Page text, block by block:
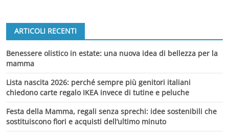
ARTICOLI RECENTI
Benessere olistico in estate: una nuova idea di bellezza per la
mamma
Lista nascita 2026: perché sempre più genitori italiani
chiedono carte regalo IKEA invece di tutine e peluche
Festa della Mamma, regali senza sprechi: idee sostenibili che
sostituiscono fiori e acquisti dell’ultimo minuto